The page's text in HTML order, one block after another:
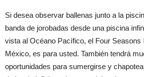
Si desea observar ballenas junto a la
banda de jorobadas desde una piscina
vista al Océano Pacífico, el Four Seasons
México, es para usted. También tendrá
oportunidades para sumergirse y